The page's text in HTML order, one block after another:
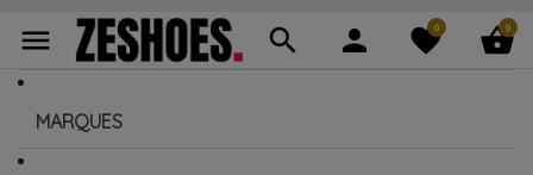
menu search person favorite
0 shopping_basket
0
MARQUES